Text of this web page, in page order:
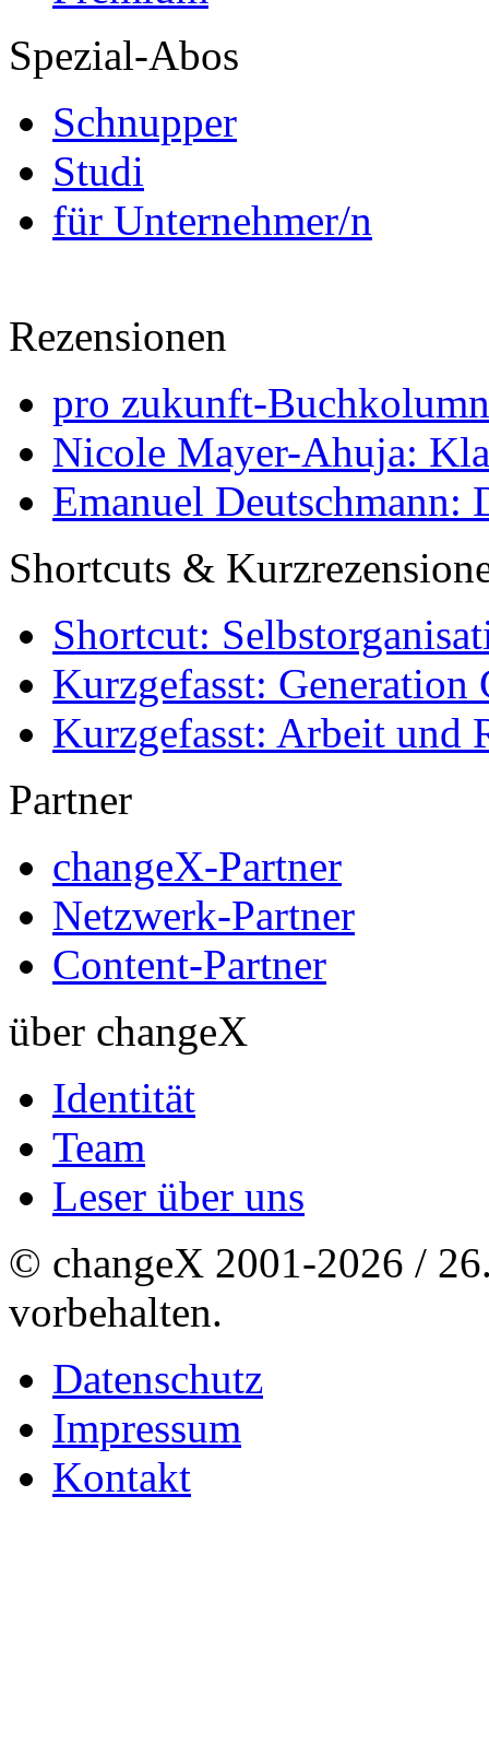
Spezial-Abos
Schnupper
Studi
für Unternehmer/n
Rezensionen
pro zukunft-
Nicole Mayer-Ahuja:
Emanuel Deutschmann:
Shortcuts &
Shortcut:
Kurzgefasst: Generation
Kurzgefasst: Arbeit und
Partner
changeX-Partner
Netzwerk-Partner
Content-Partner
über changeX
Identität
Team
Leser über uns
© changeX 2001-2026 /
vorbehalten.
Datenschutz
Impressum
Kontakt